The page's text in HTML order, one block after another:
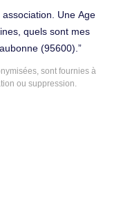
Une Age
quels sont mes
(95600).
sont fournies à
ou suppression.